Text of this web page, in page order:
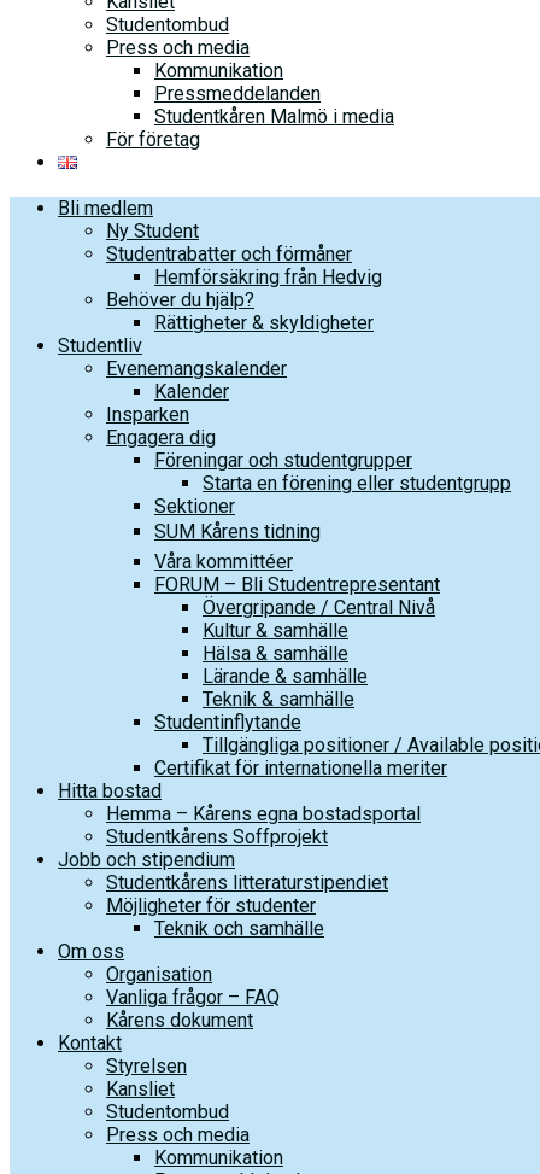
Studentombud
Press och media
Kommunikation
Pressmeddelanden
Studentkåren Malmö i media
För företag
Bli medlem
Ny Student
Studentrabatter och förmåner
Hemförsäkring från Hedvig
Behöver du hjälp?
Rättigheter & skyldigheter
Studentliv
Evenemangskalender
Kalender
Insparken
Engagera dig
Föreningar och studentgrupper
Starta en förening eller studentgrupp
Sektioner
SUM Kårens tidning
Våra kommittéer
FORUM – Bli Studentrepresentant
Övergripande / Central Nivå
Kultur & samhälle
Hälsa & samhälle
Lärande & samhälle
Teknik & samhälle
Studentinflytande
Tillgängliga positioner / Available
Certifikat för internationella meriter
Hitta bostad
Hemma – Kårens egna bostadsportal
Studentkårens Soffprojekt
Jobb och stipendium
Studentkårens litteraturstipendiet
Möjligheter för studenter
Teknik och samhälle
Om oss
Organisation
Vanliga frågor – FAQ
Kårens dokument
Kontakt
Styrelsen
Kansliet
Studentombud
Press och media
Kommunikation